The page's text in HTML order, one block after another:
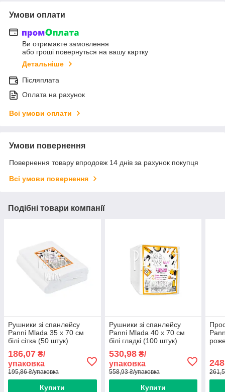
Умови оплати
Ви отримаєте замовлення
або гроші повернуться на вашу картку
Детальніше
Післяплата
Оплата на рахунок
Всі умови оплати
Умови повернення
Повернення товару впродовж 14 днів за рахунок покупця
Всі умови повернення
Подібні товари компанії
Рушники зі спанлейсу
Panni Mlada 35 х 70 см
білі сітка (50 штук)
186,07 ₴/
упаковка
195,86 ₴/упаковка
Купити
Рушники зі спанлейсу
Panni Mlada 40 х 70 см
білі гладкі (100 штук)
530,98₴/
упаковка
558,93 ₴/упаковка
Купити